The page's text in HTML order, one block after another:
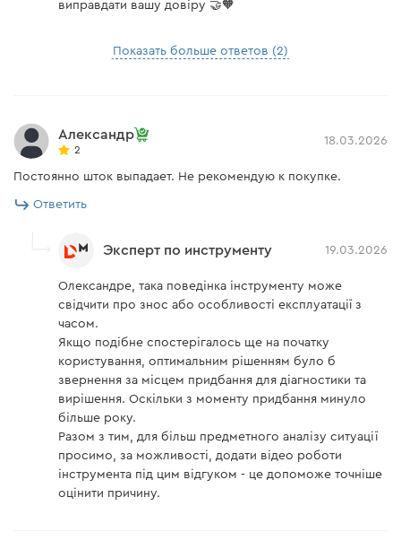
виправдати вашу довіру 🤝🧡
Показать больше ответов (2)
Александр
2
18.03.2026
Постоянно шток выпадает. Не рекомендую к покупке.
Ответить
Эксперт по инструменту 19.03.2026
Олександре, така поведінка інструменту може
свідчити про знос або особливості експлуатації з
часом.
Якщо подібне спостерігалось ще на початку
користування, оптимальним рішенням було б
звернення за місцем придбання для діагностики та
вирішення. Оскільки з моменту придбання минуло
більше року.
Разом з тим, для більш предметного аналізу ситуації
просимо, за можливості, додати відео роботи
інструмента під цим відгуком - це допоможе точніше
оцінити причину.